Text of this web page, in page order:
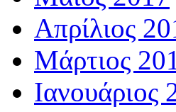
Απρίλιος
Μάρτιος
Ιανουάριος